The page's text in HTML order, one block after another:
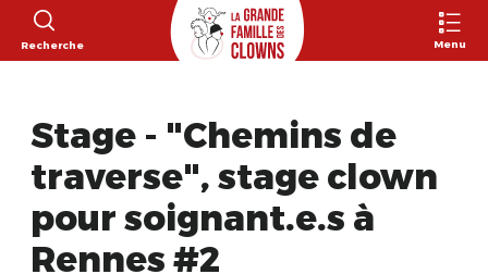
Recherche Menu
Stage - "Chemins de
traverse", stage clown
pour soignant.e.s à
Rennes #2